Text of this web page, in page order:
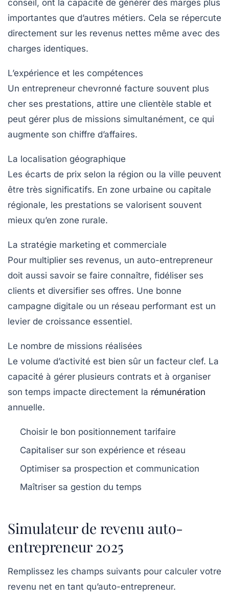
conseil, ont la capacité de générer des marges plus
importantes que d’autres métiers. Cela se répercute
directement sur les revenus nettes même avec des
charges identiques.
L’expérience et les compétences
Un entrepreneur chevronné facture souvent plus
cher ses prestations, attire une clientèle stable et
peut gérer plus de missions simultanément, ce qui
augmente son chiffre d’affaires.
La localisation géographique
Les écarts de prix selon la région ou la ville peuvent
être très significatifs. En zone urbaine ou capitale
régionale, les prestations se valorisent souvent
mieux qu’en zone rurale.
La stratégie marketing et commerciale
Pour multiplier ses revenus, un auto-entrepreneur
doit aussi savoir se faire connaître, fidéliser ses
clients et diversifier ses offres. Une bonne
campagne digitale ou un réseau performant est un
levier de croissance essentiel.
Le nombre de missions réalisées
Le volume d’activité est bien sûr un facteur clef. La
capacité à gérer plusieurs contrats et à organiser
son temps impacte directement la rémunération
annuelle.
Choisir le bon positionnement tarifaire
Capitaliser sur son expérience et réseau
Optimiser sa prospection et communication
Maîtriser sa gestion du temps
Simulateur de revenu auto-
entrepreneur 2025
Remplissez les champs suivants pour calculer votre
revenu net en tant qu’auto-entrepreneur.